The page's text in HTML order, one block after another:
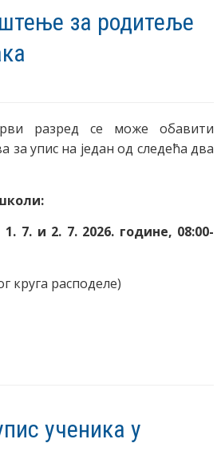
за родитеље
разред се може обавити
упис на један од следећа два
1. 7. и 2. 7. 2026. године, 08:00-
круга расподеле)
ученика у